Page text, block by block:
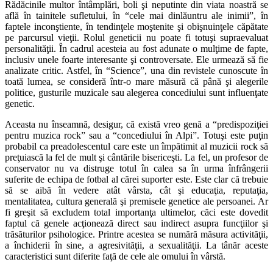
Rădăcinile multor întâmplări, boli şi neputinte din viata noastră se
află în tainitele sufletului, în “cele mai dinlăuntru ale inimii”, în
faptele inconştiente, în tendinţele moştenite şi obişnuinţele căpătate
pe parcursul vieţii. Rolul geneticii nu poate fi totuşi supraevaluat
personalităţii. În cadrul acesteia au fost adunate o mulţime de fapte,
inclusiv unele foarte interesante şi controversate. Ele urmează să fie
analizate critic. Astfel, în “Science”, una din revistele cunoscute în
toată lumea, se consideră într-o mare măsură că până şi alegerile
politice, gusturile muzicale sau alegerea concediului sunt influenţate
genetic.
Aceasta nu înseamnă, desigur, că există vreo genă a “predispoziţiei
pentru muzica rock” sau a “concediului în Alpi”. Totuşi este puţin
probabil ca preadolescentul care este un împătimit al muzicii rock să
preţuiască la fel de mult şi cântările bisericeşti. La fel, un profesor de
conservator nu va distruge totul în calea sa în urma înfrângerii
suferite de echipa de fotbal al cărei suporter este. Este clar că trebuie
să se aibă în vedere atât vârsta, cât şi educaţia, reputaţia,
mentalitatea, cultura generală şi premisele genetice ale persoanei. Ar
fi greşit să excludem total importanţa ultimelor, căci este dovedit
faptul că genele acţionează direct sau indirect asupra funcţiilor şi
trăsăturilor psihologice. Printre acestea se numără măsura activităţii,
a închiderii în sine, a agresivităţii, a sexualităţii. La tânăr aceste
caracteristici sunt diferite faţă de cele ale omului în vârstă.